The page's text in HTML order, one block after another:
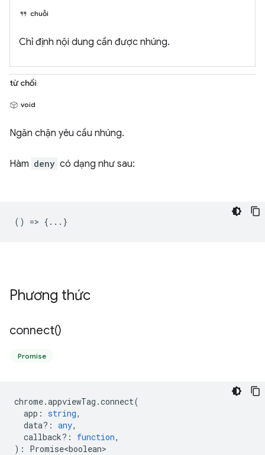
chuỗi
Chỉ định nội dung cần được nhúng.
từ chối
void
Ngăn chặn yêu cầu nhúng.
Hàm deny có dạng như sau:
() => {...}
Phương thức
connect()
Promise
chrome.appviewTag .connect(
app : string,
data? : any,
callback? : function,
) : Promise<boolean>